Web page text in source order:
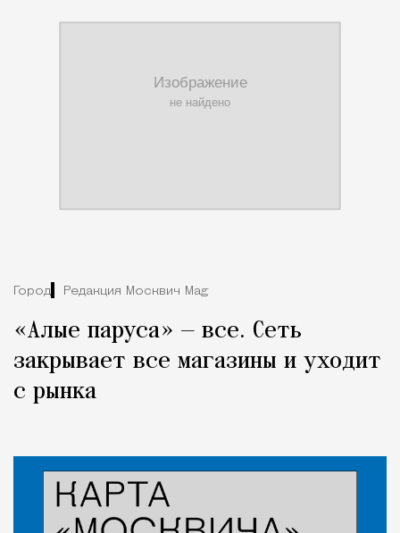
Город Редакция Москвич Mag
«Алые паруса» — все. Сеть
закрывает все магазины и уходит
с рынка